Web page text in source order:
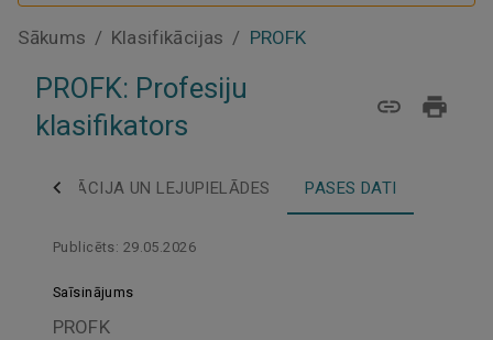
Sākums / Klasifikācijas / PROFK
PROFK: Profesiju
klasifikators
KLASIFIKĀCIJA UN LEJUPIELĀDES PASES DATI
Publicēts: 29.05.2026
Saīsinājums
PROFK